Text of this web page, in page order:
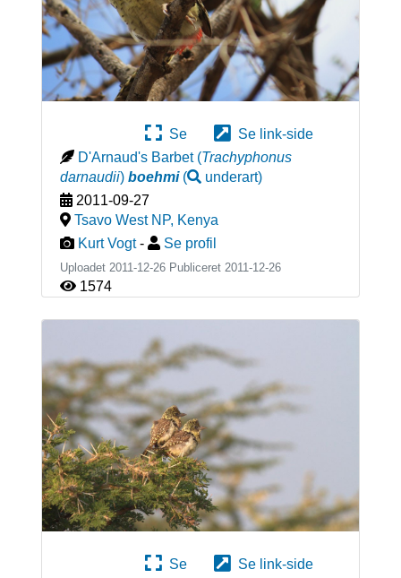
Se
Se link-side
D'Arnaud's Barbet (Trachyphonus
darnaudii) boehmi( underart)
2011-09-27
Tsavo West NP, Kenya
Kurt Vogt - Se profil
Uploadet 2011-12-26 Publiceret 2011-12-26
1574
Se
Se link-side